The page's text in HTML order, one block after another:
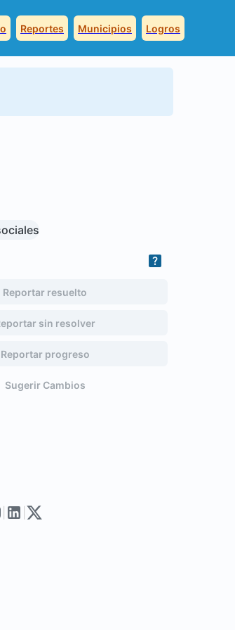
Reportes Municipios Logros
Reportar resuelto
sin resolver
Reportar progreso
Sugerir Cambios